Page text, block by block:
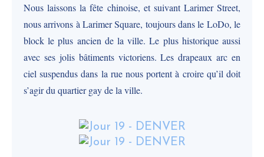
Nous laissons la fête chinoise, et suivant Larimer Street,
nous arrivons à Larimer Square, toujours dans le LoDo, le
block le plus ancien de la ville. Le plus historique aussi
avec ses jolis bâtiments victoriens. Les drapeaux arc en
ciel suspendus dans la rue nous portent à croire qu’il doit
s’agir du quartier gay de la ville.